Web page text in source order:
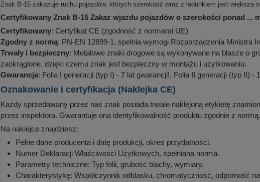
Znak B-15 zakazuje ruchu pojazdów, których szerokość wraz z ładunkiem jest większa
Certyfikowany Znak B-15 Zakaz wjazdu pojazdów o szerokości ponad ...
Certyfikowany: Certyfikat CE (zgodność z normami UE)
Zgodny z normą: PN-EN 12899-1, spełnia wymogi Rozporządzenia Ministra
Trwały i bezpieczny: Metalowe znaki drogowe są wykonywane na blasze o
zaokrąglone, dzięki czemu znak jest bezpieczny w montażu i użytkowaniu.
Gwarancja: Folia I generacji (typ I) - 7 lat gwarancji!, Folia II generacji (typ II) -
Oznakowanie i certyfikacja (Naklejka CE)
Każdy sprzedawany przez nas znak posiada trwale naklejoną etykietę
przez inspektora. Gwarantuje ona identyfikowalność produktu zgodnie z normą.
Na naklejce znajdziesz:
Pełne dane producenta i datę produkcji, okres przydatności.
Numer Deklaracji Właściwości Użytkowych, spełniana norma.
Parametry techniczne: Typ folii, grubość blachy, wymiary.
Charakterystykę: Współczynnik odblasku, chromatyczność, odporność